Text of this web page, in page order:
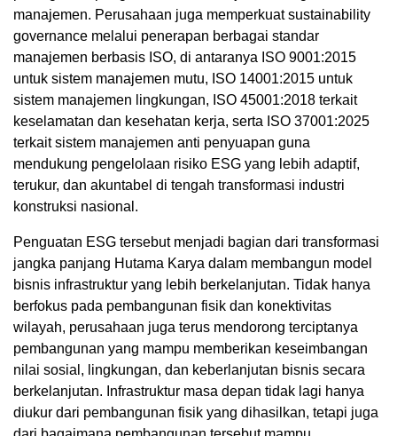
manajemen. Perusahaan juga memperkuat sustainability
governance melalui penerapan berbagai standar
manajemen berbasis ISO, di antaranya ISO 9001:2015
untuk sistem manajemen mutu, ISO 14001:2015 untuk
sistem manajemen lingkungan, ISO 45001:2018 terkait
keselamatan dan kesehatan kerja, serta ISO 37001:2025
terkait sistem manajemen anti penyuapan guna
mendukung pengelolaan risiko ESG yang lebih adaptif,
terukur, dan akuntabel di tengah transformasi industri
konstruksi nasional.
Penguatan ESG tersebut menjadi bagian dari transformasi
jangka panjang Hutama Karya dalam membangun model
bisnis infrastruktur yang lebih berkelanjutan. Tidak hanya
berfokus pada pembangunan fisik dan konektivitas
wilayah, perusahaan juga terus mendorong terciptanya
pembangunan yang mampu memberikan keseimbangan
nilai sosial, lingkungan, dan keberlanjutan bisnis secara
berkelanjutan. Infrastruktur masa depan tidak lagi hanya
diukur dari pembangunan fisik yang dihasilkan, tetapi juga